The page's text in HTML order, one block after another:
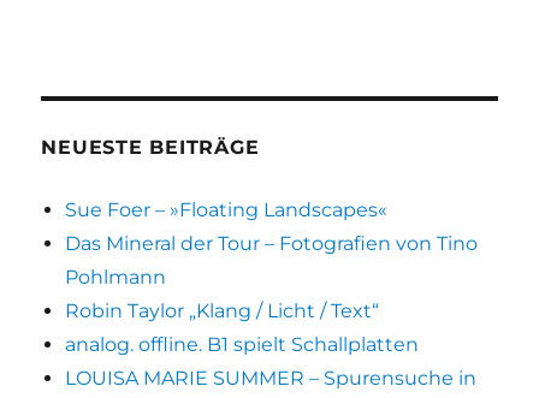
NEUESTE BEITRÄGE
Sue Foer – »Floating Landscapes«
Das Mineral der Tour – Fotografien von Tino
Pohlmann
Robin Taylor „Klang / Licht / Text“
analog. offline. B1 spielt Schallplatten
LOUISA MARIE SUMMER – Spurensuche in